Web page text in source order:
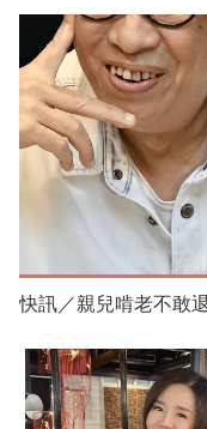
快訊／親兒啃老不敢